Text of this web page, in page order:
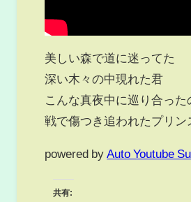
美しい森で道に迷ってた
深い木々の中現れた君
こんな真夜中に巡り合った
戦で傷つき追われたプリン
powered by Auto Youtube
共有: